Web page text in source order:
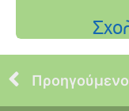
Προηγούμενο